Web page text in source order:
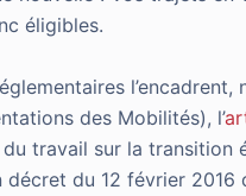
éligibles.
l’encadrent,
des Mobilités), l’
travail sur la transition
décret du 12 février 2016